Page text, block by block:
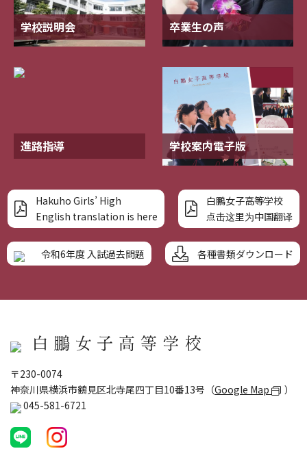
学校説明会 卒業生の声
進路指導 学校案内電子版
Hakuho Girls’ High
English translation is here
白鵬女子高等学校
点击这里为中国翻译
令和6年度 入試過去問題 各種書類ダウンロード
〒230-0074
神奈川県横浜市鶴見区北寺尾四丁目10番13号（Google Map
）
045-581-6721